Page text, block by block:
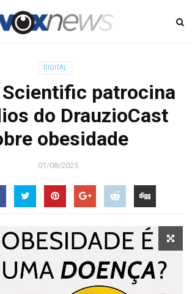
DIGITAL
patrocina
do DrauzioCast
obesidade
01/08/2025